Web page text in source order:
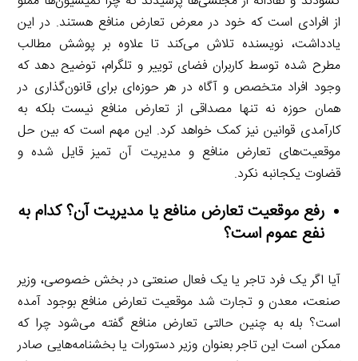
از افرادی است که خود در معرض تعارض منافع هستند. در این
یادداشت، نویسنده تلاش می‌کند تا علاوه بر پوشش مطالب
مطرح شده توسط کاربران فضای توییر و تلگرام، توضیح دهد که
وجود افراد متخصص و آگاه در هر حوزه‌ای برای قانون‌گذاری در
همان حوزه نه تنها مصداقی از تعارض منافع نیست بلکه به
کارآمدی قوانین نیز کمک خواهد کرد. این مهم است که بین حل
موقعیت‌های تعارض منافع و مدیریت آن تمیز قایل شده و
قضاوت یکجانبه نکرد.
رفع موقعیت تعارض منافع یا مدیریت آن؟ کدام به
نفع عموم است؟
آیا اگر یک فرد تاجر یا یک فعال صنعتی در بخش خصوصی، وزیر
صنعت، معدن و تجارت شد موقعیت تعارض منافع بوجود آمده
است؟ بله به چنین حالتی تعارض منافع گفته می‌شود چرا که
ممکن است این تاجر بعنوان وزیر دستورات یا بخشنامه‌هایی صادر